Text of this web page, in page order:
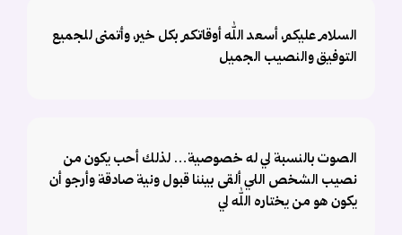
السلام عليكم، أسعد الله أوقاتكم بكل خير، وأتمنى للجميع
التوفيق والنصيب الجميل
الصوت بالنسبة لي له خصوصية… لذلك أحب يكون من
نصيب الشخص اللي ألقى بيننا قبول ونية صادقة وأرجو أن
يكون هو من يختاره الله لي